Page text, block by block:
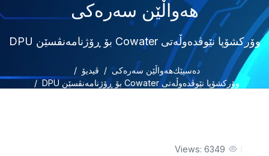
هەواڵێن سەرەکی
وۆرکشۆپا نێوڤدەوڵەتی Cowater بۆ ڕۆژنامەنڤسێن DPU
دەسپێكهەواڵێن سەرەکی
ڤیدیۆ
وۆرکشۆپا نێوڤدەوڵەتی Cowater بۆ ڕۆژنامەنڤسێن DPU
Views: 6349